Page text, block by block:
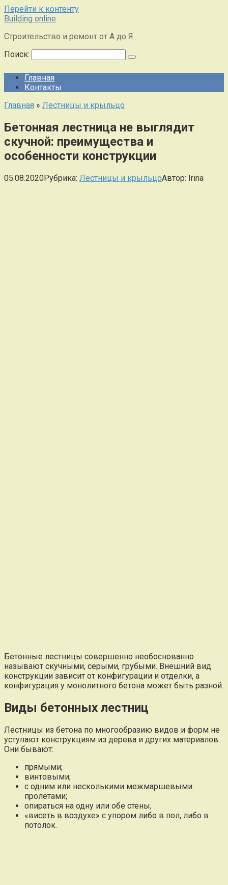
Перейти к контенту
Building online
Строительство и ремонт от А до Я
Поиск:
Главная
Контакты
Главная » Лестницы и крыльцо
Бетонная лестница не выглядит
скучной: преимущества и
особенности конструкции
05.08.2020Рубрика: Лестницы и крыльцоАвтор: Irina
Бетонные лестницы совершенно необоснованно
называют скучными, серыми, грубыми. Внешний вид
конструкции зависит от конфигурации и отделки, а
конфигурация у монолитного бетона может быть разной.
Виды бетонных лестниц
Лестницы из бетона по многообразию видов и форм не
уступают конструкциям из дерева и других материалов.
Они бывают:
прямыми;
винтовыми;
с одним или несколькими межмаршевыми
пролетами;
опираться на одну или обе стены;
«висеть в воздухе» с упором либо в пол, либо в
потолок.